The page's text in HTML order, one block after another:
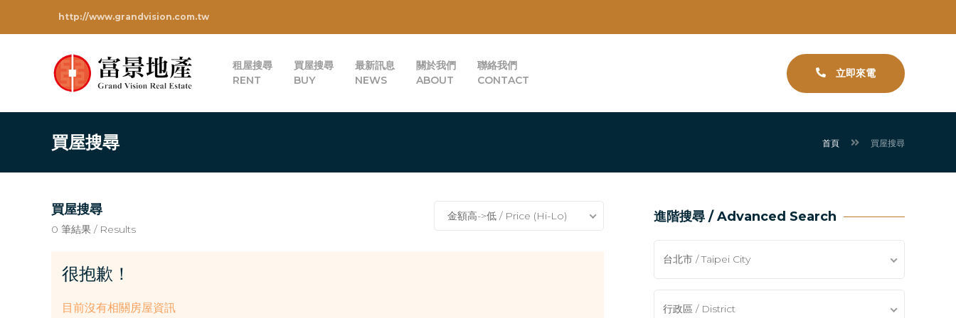
http://www.grandvision.com.tw
租屋搜尋
RENT
買屋搜尋
BUY
最新訊息
NEWS
關於我們
ABOUT
聯絡我們
CONTACT
立即來電
買屋搜尋 首頁 買屋搜尋
買屋搜尋
0 筆結果 / Results
金額高->低 / Price (Hi-Lo)
很抱歉！
目前沒有相關房屋資訊
進階搜尋 / Advanced Search
台北市 / Taipei City
行政區 / District